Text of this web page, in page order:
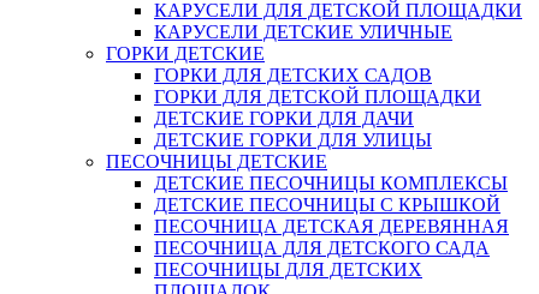
КАРУСЕЛИ ДЛЯ ДЕТСКОЙ ПЛОЩАДКИ
КАРУСЕЛИ ДЕТСКИЕ УЛИЧНЫЕ
ГОРКИ ДЕТСКИЕ
ГОРКИ ДЛЯ ДЕТСКИХ САДОВ
ГОРКИ ДЛЯ ДЕТСКОЙ ПЛОЩАДКИ
ДЕТСКИЕ ГОРКИ ДЛЯ ДАЧИ
ДЕТСКИЕ ГОРКИ ДЛЯ УЛИЦЫ
ПЕСОЧНИЦЫ ДЕТСКИЕ
ДЕТСКИЕ ПЕСОЧНИЦЫ КОМПЛЕКСЫ
ДЕТСКИЕ ПЕСОЧНИЦЫ С КРЫШКОЙ
ПЕСОЧНИЦА ДЕТСКАЯ ДЕРЕВЯННАЯ
ПЕСОЧНИЦА ДЛЯ ДЕТСКОГО САДА
ПЕСОЧНИЦЫ ДЛЯ ДЕТСКИХ